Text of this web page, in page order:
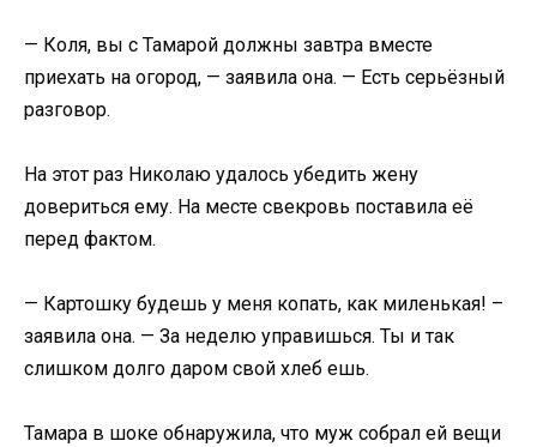
— Коля, вы с Тамарой должны завтра вместе
приехать на огород, — заявила она. — Есть серьёзный
разговор.
На этот раз Николаю удалось убедить жену
довериться ему. На месте свекровь поставила её
перед фактом.
— Картошку будешь у меня копать, как миленькая! –
заявила она. — За неделю управишься. Ты и так
слишком долго даром свой хлеб ешь.
Тамара в шоке обнаружила, что муж собрал ей вещи